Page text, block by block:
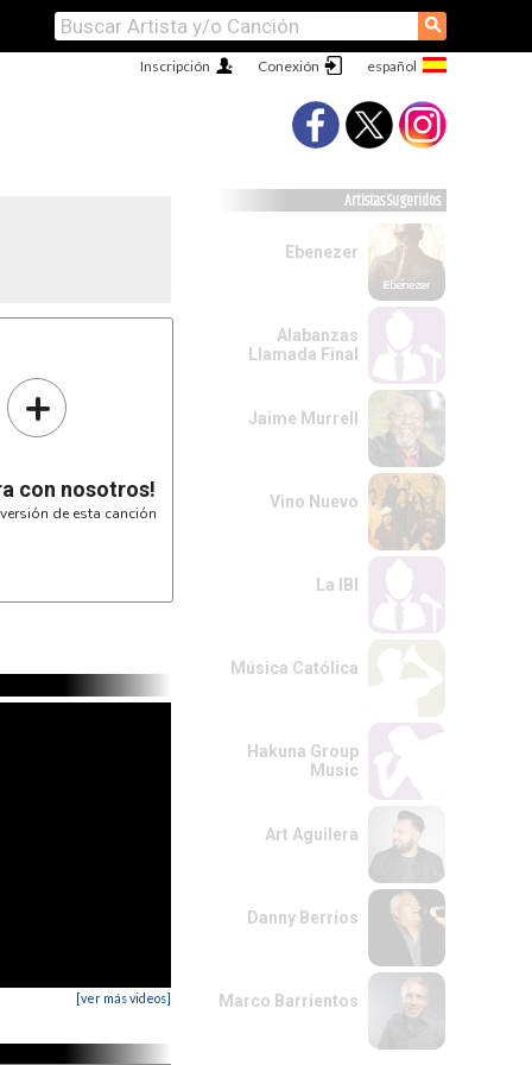
⚲
Conexión
Inscripción
feliz.
A
mí
A7
+
con nosotros!
de esta canción
[ver más videos]
Artistas Sugeridos
Ebenezer
Alabanzas
Llamada Final
Jaime Murrell
Vino Nuevo
La IBI
Música Católica
Hakuna Group
Music
Art Aguilera
Danny Berríos
Marco Barrientos